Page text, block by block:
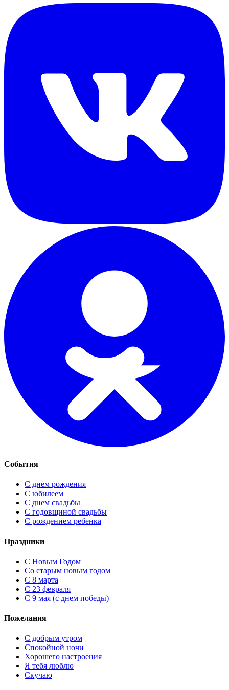
События
С днем рождения
С юбилеем
С днем свадьбы
С годовщиной свадьбы
С рождением ребенка
Праздники
C Новым Годом
Cо старым новым годом
С 8 марта
С 23 февраля
С 9 мая (с днем победы)
Пожелания
С добрым утром
Спокойной ночи
Хорошего настроения
Я тебя люблю
Скучаю